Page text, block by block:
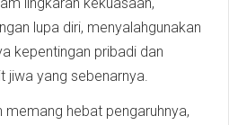
lupa diri, menyalahgunakan
kepentingan pribadi dan
jiwa yang sebenarnya.
memang hebat pengaruhnya,